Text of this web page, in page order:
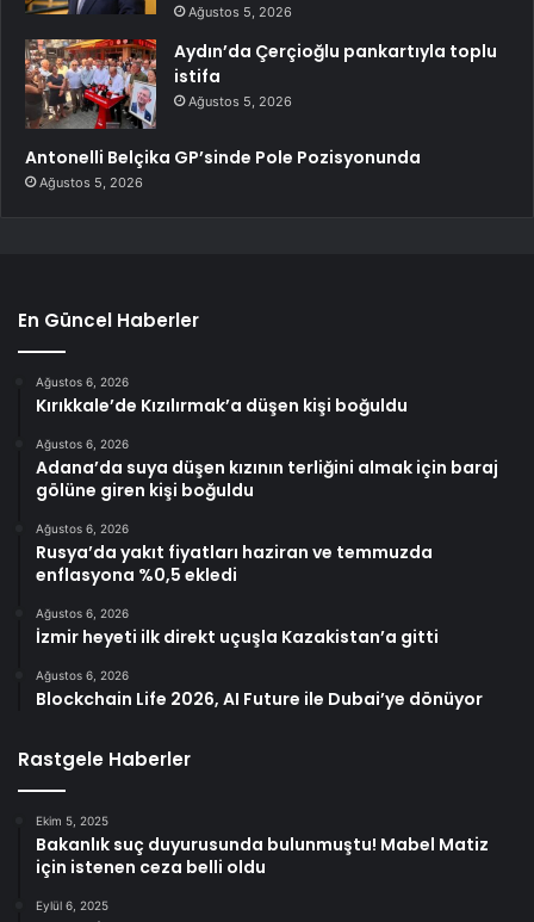
Ağustos 5, 2026
Aydın’da Çerçioğlu pankartıyla toplu
istifa
Ağustos 5, 2026
Antonelli Belçika GP’sinde Pole Pozisyonunda
Ağustos 5, 2026
En Güncel Haberler
Ağustos 6, 2026
Kırıkkale’de Kızılırmak’a düşen kişi boğuldu
Ağustos 6, 2026
Adana’da suya düşen kızının terliğini almak için baraj
gölüne giren kişi boğuldu
Ağustos 6, 2026
Rusya’da yakıt fiyatları haziran ve temmuzda
enflasyona %0,5 ekledi
Ağustos 6, 2026
İzmir heyeti ilk direkt uçuşla Kazakistan’a gitti
Ağustos 6, 2026
Blockchain Life 2026, AI Future ile Dubai’ye dönüyor
Rastgele Haberler
Ekim 5, 2025
Bakanlık suç duyurusunda bulunmuştu! Mabel Matiz
için istenen ceza belli oldu
Eylül 6, 2025